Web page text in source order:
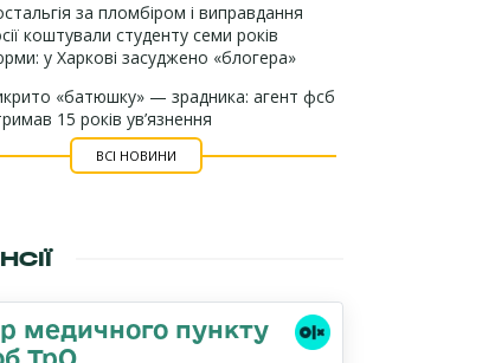
за пломбіром і виправдання
коштували студенту семи років
у Харкові засуджено «блогера»
«батюшку» — зрадника: агент фсб
15 років ув’язнення
ВСІ НОВИНИ
медичного пункту
ТрО